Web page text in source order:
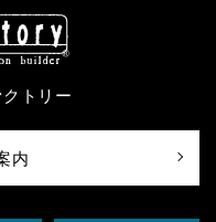
トリー
内